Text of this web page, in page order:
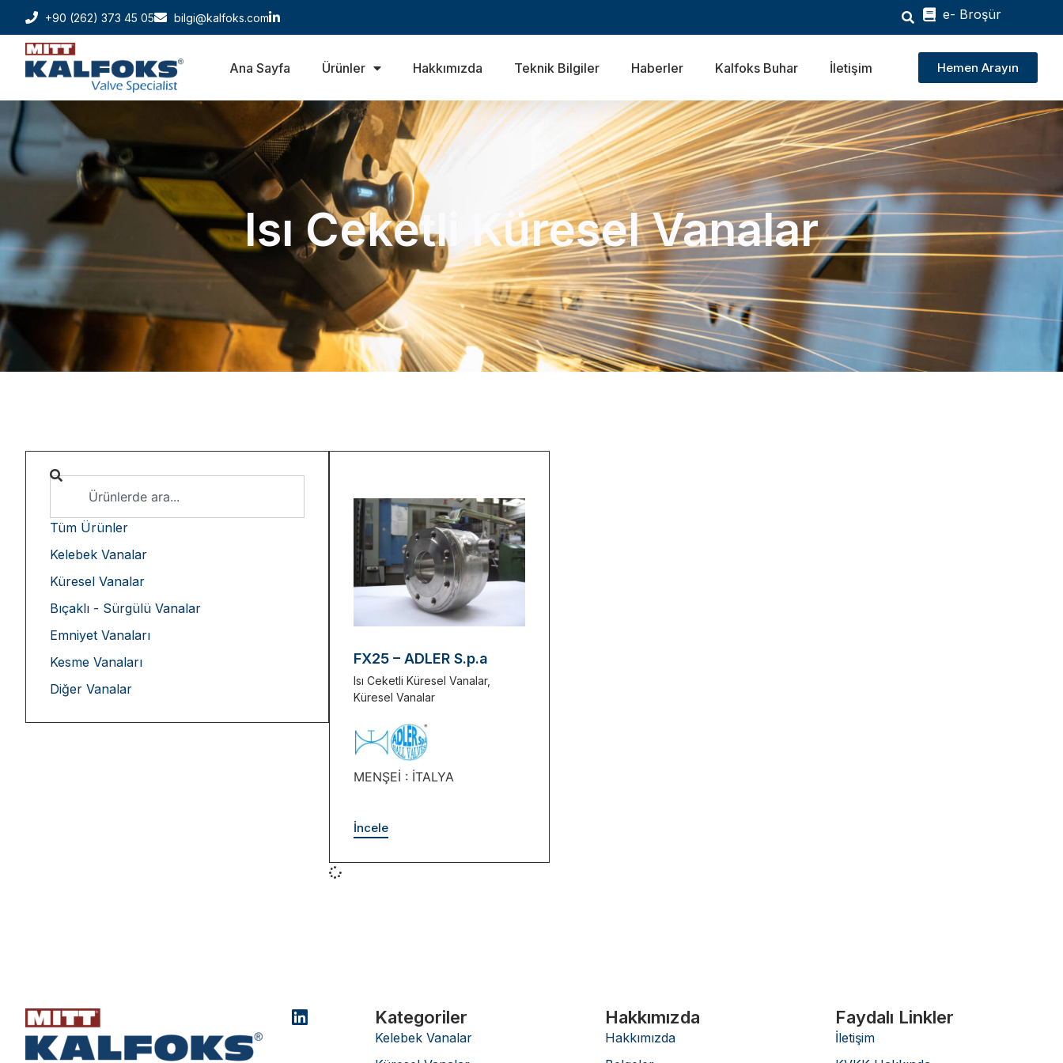
+90 (262) 373 45 05 bilgi@kalfoks.com e- Broşür
Ana Sayfa Ürünler Hakkımızda Teknik Bilgiler Haberler Kalfoks Buhar İletişim Hemen Arayın
Isı Ceketli Küresel Vanalar
Tüm Ürünler
Kelebek Vanalar
Küresel Vanalar
Bıçaklı - Sürgülü Vanalar
Emniyet Vanaları
Kesme Vanaları
Diğer Vanalar
FX25 – ADLER S.p.a
Isı Ceketli Küresel Vanalar,
Küresel Vanalar
MENŞEİ : İTALYA
İncele
Kategoriler
Kelebek Vanalar
Hakkımızda
Hakkımızda
Faydalı Linkler
İletişim